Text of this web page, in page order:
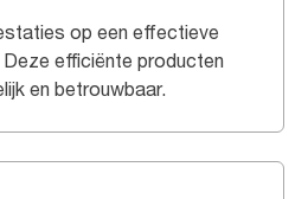
op een effectieve
Deze efficiënte producten
en betrouwbaar.